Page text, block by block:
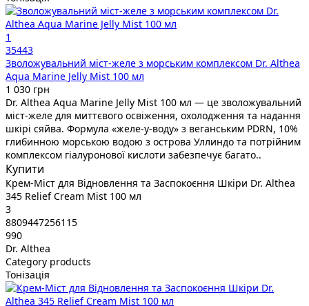
1
35443
Зволожувальний міст-желе з морським комплексом Dr. Althea
Aqua Marine Jelly Mist 100 мл
1 030 грн
Dr. Althea Aqua Marine Jelly Mist 100 мл — це зволожувальний
міст-желе для миттєвого освіження, охолодження та надання
шкірі сяйва. Формула «желе-у-воду» з веганським PDRN, 10%
глибинною морською водою з острова Уллиндо та потрійним
комплексом гіалуронової кислоти забезпечує багато..
Купити
Крем-Міст для Відновлення та Заспокоєння Шкіри Dr. Althea
345 Relief Cream Mist 100 мл
3
8809447256115
990
Dr. Althea
Category products
Тонізація